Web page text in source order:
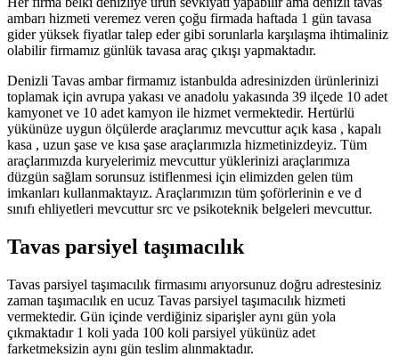
ambarı hizmeti veremez veren çoğu firmada haftada 1 gün tavasa
gider yüksek fiyatlar talep eder gibi sorunlarla karşılaşma ihtimaliniz
olabilir firmamız günlük tavasa araç çıkışı yapmaktadır.
Denizli Tavas ambar firmamız istanbulda adresinizden ürünlerinizi
toplamak için avrupa yakası ve anadolu yakasında 39 ilçede 10 adet
kamyonet ve 10 adet kamyon ile hizmet vermektedir. Hertürlü
yükünüze uygun ölçülerde araçlarımız mevcuttur açık kasa , kapalı
kasa , uzun şase ve kısa şase araçlarımızla hizmetinizdeyiz. Tüm
araçlarımızda kuryelerimiz mevcuttur yüklerinizi araçlarımıza
düzgün sağlam sorunsuz istiflenmesi için elimizden gelen tüm
imkanları kullanmaktayız. Araçlarımızın tüm şoförlerinin e ve d
sınıfı ehliyetleri mevcuttur src ve psikoteknik belgeleri mevcuttur.
Tavas parsiyel taşımacılık
Tavas parsiyel taşımacılık firmasımı arıyorsunuz doğru adrestesiniz
zaman taşımacılık en ucuz Tavas parsiyel taşımacılık hizmeti
vermektedir. Gün içinde verdiğiniz siparişler aynı gün yola
çıkmaktadır 1 koli yada 100 koli parsiyel yükünüz adet
farketmeksizin aynı gün teslim alınmaktadır.